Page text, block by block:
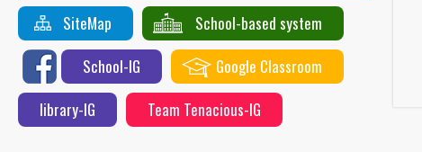
SiteMap
School-based system
School-IG
Google Classroom
library-IG
Team Tenacious-IG